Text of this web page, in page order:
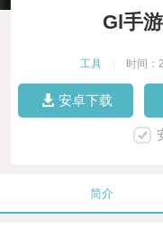
Gl手
工具 时间：
安卓下载
简介